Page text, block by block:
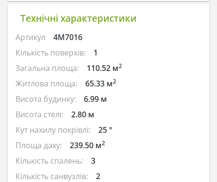
Технічні характеристики
Артикул
4M7016
Кількість поверхів:
1
Загальна площа:
110.52 м2
Житлова площа: 65.33 м2
Висота будинку:
6.99 м
Висота стелі:
2.80 м
Кут нахилу покрівлі:
25 °
Площа даху:
239.50 м2
Кількість спалень:
3
Кількість санвузлів:
2